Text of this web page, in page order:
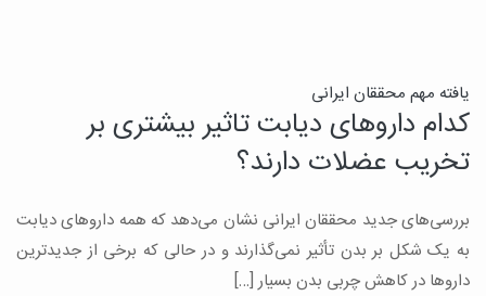
یافته مهم محققان ایرانی
کدام داروهای دیابت تاثیر بیشتری بر
تخریب عضلات دارند؟
بررسی‌های جدید محققان ایرانی نشان می‌دهد که همه داروهای دیابت
به یک شکل بر بدن تأثیر نمی‌گذارند و در حالی که برخی از جدیدترین
داروها در کاهش چربی بدن بسیار […]